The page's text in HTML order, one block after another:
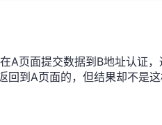
A页面提交数据到B地址认证，
到A页面的，但结果却不是这